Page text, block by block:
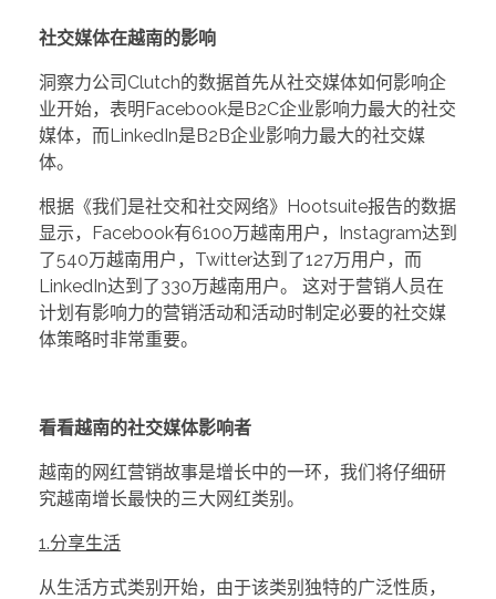
社交媒体在越南的影响
洞察力公司Clutch的数据首先从社交媒体如何影响企
业开始，表明Facebook是B2C企业影响力最大的社交
媒体，而LinkedIn是B2B企业影响力最大的社交媒
体。
根据《我们是社交和社交网络》Hootsuite报告的数据
显示，Facebook有6100万越南用户，Instagram达到
了540万越南用户，Twitter达到了127万用户，而
LinkedIn达到了330万越南用户。 这对于营销人员在
计划有影响力的营销活动和活动时制定必要的社交媒
体策略时非常重要。
看看越南的社交媒体影响者
越南的网红营销故事是增长中的一环，我们将仔细研
究越南增长最快的三大网红类别。
1.分享生活
从生活方式类别开始，由于该类别独特的广泛性质，